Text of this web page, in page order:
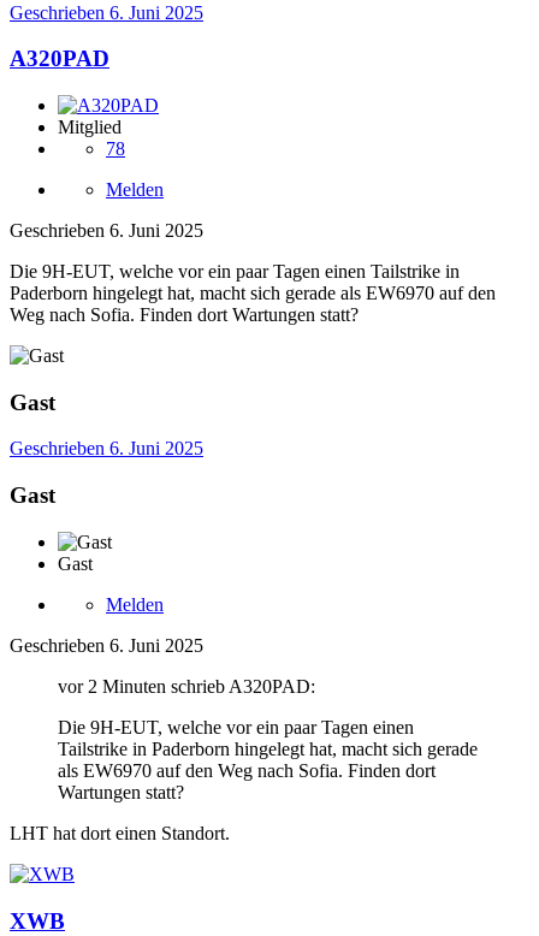
Geschrieben 6. Juni 2025
A320PAD
Mitglied
78
Melden
Geschrieben 6. Juni 2025
Die 9H-EUT, welche vor ein paar Tagen einen Tailstrike in
Paderborn hingelegt hat, macht sich gerade als EW6970 auf den
Weg nach Sofia. Finden dort Wartungen statt?
Gast
Geschrieben 6. Juni 2025
Gast
Gast
Melden
Geschrieben 6. Juni 2025
vor 2 Minuten schrieb A320PAD:
Die 9H-EUT, welche vor ein paar Tagen einen
Tailstrike in Paderborn hingelegt hat, macht sich gerade
als EW6970 auf den Weg nach Sofia. Finden dort
Wartungen statt?
LHT hat dort einen Standort.
XWB